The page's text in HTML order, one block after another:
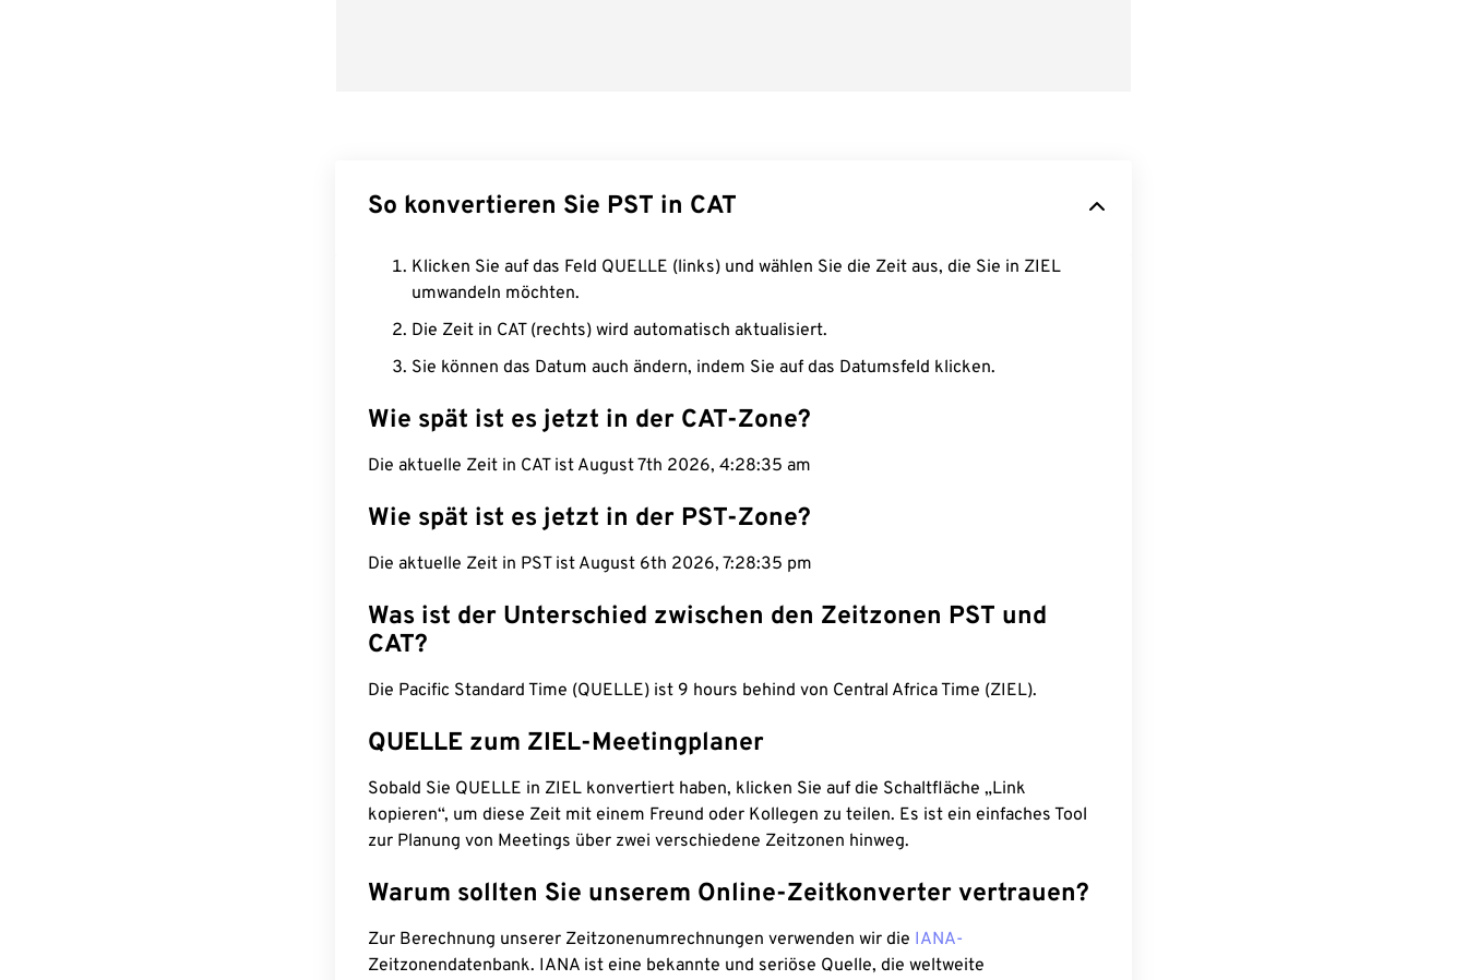
So konvertieren Sie PST in CAT
Klicken Sie auf das Feld QUELLE (links) und wählen Sie die Zeit aus, die Sie in ZIEL
umwandeln möchten.
Die Zeit in CAT (rechts) wird automatisch aktualisiert.
Sie können das Datum auch ändern, indem Sie auf das Datumsfeld klicken.
Wie spät ist es jetzt in der CAT-Zone?
Die aktuelle Zeit in CAT ist August 7th 2026, 4:28:36 am
Wie spät ist es jetzt in der PST-Zone?
Die aktuelle Zeit in PST ist August 6th 2026, 7:28:36 pm
Was ist der Unterschied zwischen den Zeitzonen PST und
CAT?
Die Pacific Standard Time (QUELLE) ist 9 hours behind von Central Africa Time (ZIEL).
QUELLE zum ZIEL-Meetingplaner
Sobald Sie QUELLE in ZIEL konvertiert haben, klicken Sie auf die Schaltfläche „Link
kopieren“, um diese Zeit mit einem Freund oder Kollegen zu teilen. Es ist ein einfaches Tool
zur Planung von Meetings über zwei verschiedene Zeitzonen hinweg.
Warum sollten Sie unserem Online-Zeitkonverter vertrauen?
Zur Berechnung unserer Zeitzonenumrechnungen verwenden wir die IANA-
Zeitzonendatenbank. IANA ist eine bekannte und seriöse Quelle, die weltweite